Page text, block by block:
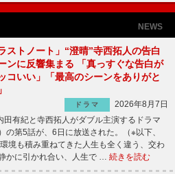
NEWS
ラストノート」“澄晴”寺西拓人の告白
ンに反響集まる 「真っすぐな告白が
コいい」「最高のシーンをありがと
ドラマ
2026年8月7日
有紀と寺西拓人がダブル主演するドラマ
の第5話が、6日に放送された。（※以下、
も積み重ねてきた人生も全く違う、交わ
かに引かれ合い、人生で … 続きを読む